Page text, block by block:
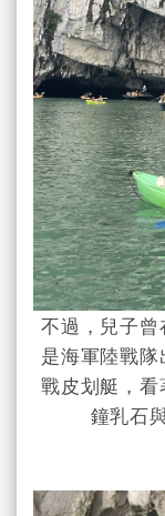
不過，兒子
是海軍陸戰
戰皮划艇，
鐘乳石